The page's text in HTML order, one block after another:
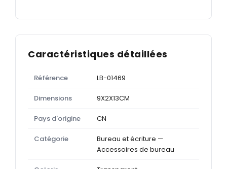
Caractéristiques détaillées
Référence LB-01469
Dimensions 9X2X13CM
Pays d'origine CN
Catégorie
Bureau et écriture —
Accessoires de bureau